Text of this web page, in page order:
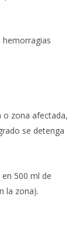
hemorragias
o zona afectada,
se detenga
500 ml de
la zona).